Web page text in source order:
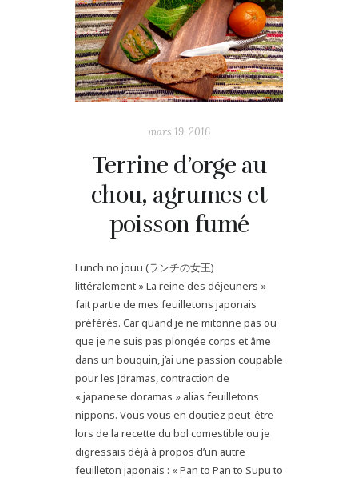
mars 19, 2016
Terrine d’orge au
chou, agrumes et
poisson fumé
Lunch no jouu (ランチの女王)
littéralement » La reine des déjeuners »
fait partie de mes feuilletons japonais
préférés. Car quand je ne mitonne pas ou
que je ne suis pas plongée corps et âme
dans un bouquin, j’ai une passion coupable
pour les Jdramas, contraction de
« japanese doramas » alias feuilletons
nippons. Vous vous en doutiez peut-être
lors de la recette du bol comestible ou je
digressais déjà à propos d’un autre
feuilleton japonais : « Pan to Pan to Supu to